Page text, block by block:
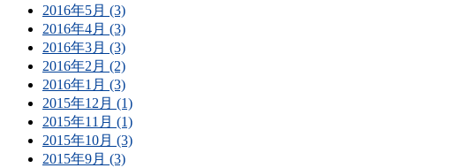
2016年5月 (3)
2016年4月 (3)
2016年3月 (3)
2016年2月 (2)
2016年1月 (3)
2015年12月 (1)
2015年11月 (1)
2015年10月 (3)
2015年9月 (3)